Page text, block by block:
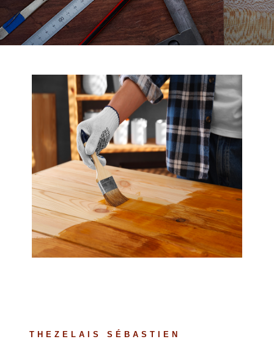
THEZELAIS SÉBASTIEN